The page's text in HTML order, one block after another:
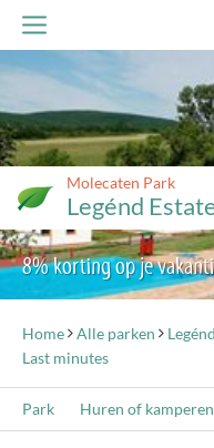
Molecaten Park
Legénd
8% korting op je
Home Alle parken
Last minutes
Park Huren of kamperen